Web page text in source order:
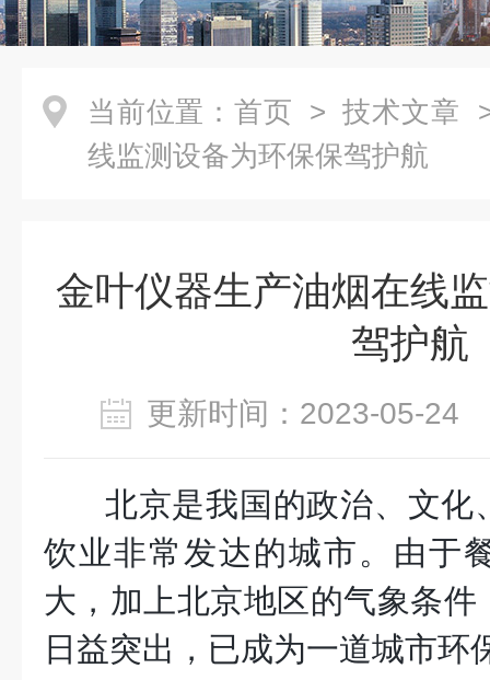
当前位置： 首页 > 技术文章
线监测设备为环保保驾护航
金叶仪器生产油烟在线
驾护航
更新时间：2023-05-
北京是我国的政治、文化
饮业非常发达的城市。由于
大，加上北京地区的气象条
日益突出，已成为一道城市环